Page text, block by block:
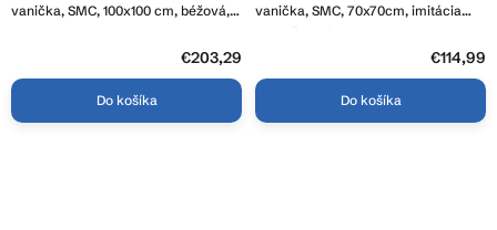
vanička, SMC, 100x100 cm, béžová,
€203,29
Do košíka
vanička, SMC, 70x70cm, imitácia
kameňa – biela, 42157070
€114,99
Do košíka